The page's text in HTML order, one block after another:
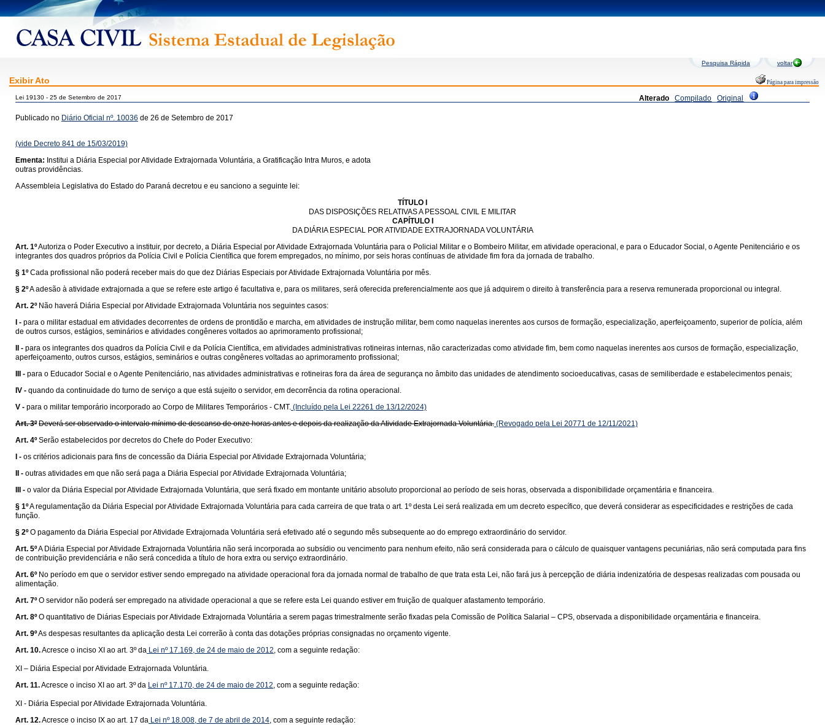
Pesquisa Rápida voltar
Exibir Ato Página para impressão
Alterado Compilado Original
Lei 19130 - 25 de Setembro de 2017
Publicado no Diário Oficial nº. 10036 de 26 de Setembro de 2017
(vide Decreto 841 de 15/03/2019)
Ementa: Institui a Diária Especial por Atividade Extrajornada Voluntária, a Gratificação Intra Muros, e adota
outras providências.
A Assembleia Legislativa do Estado do Paraná decretou e eu sanciono a seguinte lei:
TÍTULO I
DAS DISPOSIÇÕES RELATIVAS A PESSOAL CIVIL E MILITAR
CAPÍTULO I
DA DIÁRIA ESPECIAL POR ATIVIDADE EXTRAJORNADA VOLUNTÁRIA
Art. 1ºAutoriza o Poder Executivo a instituir, por decreto, a Diária Especial por Atividade Extrajornada Voluntária para o Policial Militar e o Bombeiro Militar, em atividade operacional, e para o Educador Social, o Agente Penitenciário e os
integrantes dos quadros próprios da Polícia Civil e Polícia Científica que forem empregados, no mínimo, por seis horas contínuas de atividade fim fora da jornada de trabalho.
§ 1º Cada profissional não poderá receber mais do que dez Diárias Especiais por Atividade Extrajornada Voluntária por mês.
§ 2ºA adesão à atividade extrajornada a que se refere este artigo é facultativa e, para os militares, será oferecida preferencialmente aos que já adquirem o direito à transferência para a reserva remunerada proporcional ou integral.
Art. 2º Não haverá Diária Especial por Atividade Extrajornada Voluntária nos seguintes casos:
I - para o militar estadual em atividades decorrentes de ordens de prontidão e marcha, em atividades de instrução militar, bem como naquelas inerentes aos cursos de formação, especialização, aperfeiçoamento, superior de polícia, além
de outros cursos, estágios, seminários e atividades congêneres voltados ao aprimoramento profissional;
II - para os integrantes dos quadros da Polícia Civil e da Polícia Científica, em atividades administrativas rotineiras internas, não caracterizadas como atividade fim, bem como naquelas inerentes aos cursos de formação, especialização,
aperfeiçoamento, outros cursos, estágios, seminários e outras congêneres voltadas ao aprimoramento profissional;
III - para o Educador Social e o Agente Penitenciário, nas atividades administrativas e rotineiras fora da área de segurança no âmbito das unidades de atendimento socioeducativas, casas de semiliberdade e estabelecimentos penais;
IV - quando da continuidade do turno de serviço a que está sujeito o servidor, em decorrência da rotina operacional.
V - para o militar temporário incorporado ao Corpo de Militares Temporários - CMT. (Incluído pela Lei 22261 de 13/12/2024)
Art. 3º Deverá ser observado o intervalo mínimo de descanso de onze horas antes e depois da realização da Atividade Extrajornada Voluntária. (Revogado pela Lei 20771 de 12/11/2021)
Art. 4º Serão estabelecidos por decretos do Chefe do Poder Executivo:
I - os critérios adicionais para fins de concessão da Diária Especial por Atividade Extrajornada Voluntária;
II - outras atividades em que não será paga a Diária Especial por Atividade Extrajornada Voluntária;
III - o valor da Diária Especial por Atividade Extrajornada Voluntária, que será fixado em montante unitário absoluto proporcional ao período de seis horas, observada a disponibilidade orçamentária e financeira.
§ 1ºA regulamentação da Diária Especial por Atividade Extrajornada Voluntária para cada carreira de que trata o art. 1º desta Lei será realizada em um decreto específico, que deverá considerar as especificidades e restrições de cada
função.
§ 2º O pagamento da Diária Especial por Atividade Extrajornada Voluntária será efetivado até o segundo mês subsequente ao do emprego extraordinário do servidor.
Art. 5ºA Diária Especial por Atividade Extrajornada Voluntária não será incorporada ao subsídio ou vencimento para nenhum efeito, não será considerada para o cálculo de quaisquer vantagens pecuniárias, não será computada para fins
de contribuição previdenciária e não será concedida a título de hora extra ou serviço extraordinário.
Art. 6º No período em que o servidor estiver sendo empregado na atividade operacional fora da jornada normal de trabalho de que trata esta Lei, não fará jus à percepção de diária indenizatória de despesas realizadas com pousada ou
alimentação.
Art. 7º O servidor não poderá ser empregado na atividade operacional a que se refere esta Lei quando estiver em fruição de qualquer afastamento temporário.
Art. 8º O quantitativo de Diárias Especiais por Atividade Extrajornada Voluntária a serem pagas trimestralmente serão fixadas pela Comissão de Política Salarial – CPS, observada a disponibilidade orçamentária e financeira.
Art. 9ºAs despesas resultantes da aplicação desta Lei correrão à conta das dotações próprias consignadas no orçamento vigente.
Art. 10.Acresce o inciso XI ao art. 3º da Lei nº 17.169, de 24 de maio de 2012, com a seguinte redação:
XI – Diária Especial por Atividade Extrajornada Voluntária.
Art. 11.Acresce o inciso XI ao art. 3º da Lei nº 17.170, de 24 de maio de 2012, com a seguinte redação:
XI - Diária Especial por Atividade Extrajornada Voluntária.
Art. 12.Acresce o inciso IX ao art. 17 da Lei nº 18.008, de 7 de abril de 2014, com a seguinte redação: